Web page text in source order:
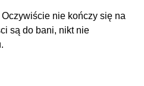
nie kończy się na
są do bani, nikt nie